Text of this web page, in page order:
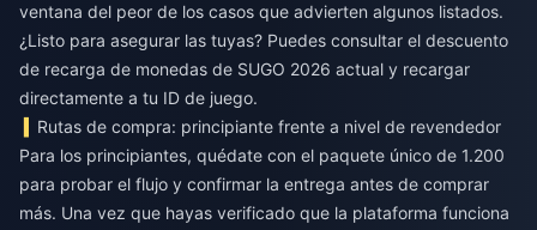
ventana del peor de los casos que advierten algunos listados.
¿Listo para asegurar las tuyas? Puedes consultar el descuento
de recarga de monedas de SUGO 2026 actual y recargar
directamente a tu ID de juego.
Rutas de compra: principiante frente a nivel de revendedor
Para los principiantes, quédate con el paquete único de 1.200
para probar el flujo y confirmar la entrega antes de comprar
más. Una vez que hayas verificado que la plataforma funciona